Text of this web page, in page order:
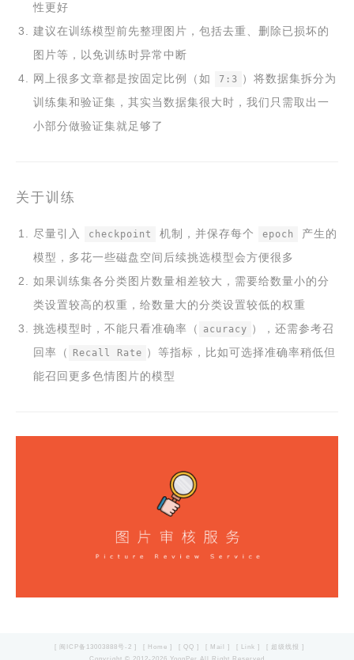
性更好
建议在训练模型前先整理图片，包括去重、删除已损坏的
图片等，以免训练时异常中断
网上很多文章都是按固定比例（如
7:3 ）将数据集拆分为
训练集和验证集，其实当数据集很大时，我们只需取出一
小部分做验证集就足够了
关于训练
尽量引入 checkpoint 机制，并保存每个 epoch
产生的
模型，多花一些磁盘空间后续挑选模型会方便很多
如果训练集各分类图片数量相差较大，需要给数量小的分
类设置较高的权重，给数量大的分类设置较低的权重
挑选模型时，不能只看准确率（
acuracy ），还需参考召
回率（
Recall Rate ）等指标，比如可选择准确率稍低但
能召回更多色情图片的模型
[ 闽ICP备13003888号-2 ] [ Home ] [ QQ ] [ Mail ] [ Link ]
[ 超级线报 ]